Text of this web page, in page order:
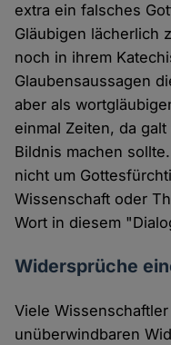
extra ein falsches
Gläubigen lächerlich
noch in ihrem
Glaubensaussagen
aber als
einmal Zeiten, da
Bildnis machen
nicht um
Wissenschaft oder
Wort in diesem
Widersprüche
Viele
unüberwindbaren